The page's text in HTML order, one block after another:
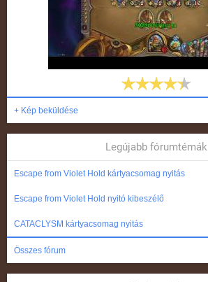
+ Kép beküldése
Legújabb fórumtémák
Escape from Violet Hold kártyacsomag nyitás
Escape from Violet Hold nyitó kibeszélő
CATACLYSM kártyacsomag nyitás
Összes fórum